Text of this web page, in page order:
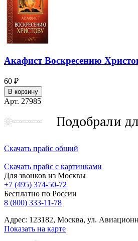
Акафист Воскресению
60 ₽
В корзину
Арт. 27985
Подобрали
Скачать прайс общий
Скачать прайс с картинками
Для звонков из Москвы
+7 (495) 374-50-72
Бесплатно по России
8 (800) 333-11-78
Адрес: 123182, Москва, ул.
Показать на карте